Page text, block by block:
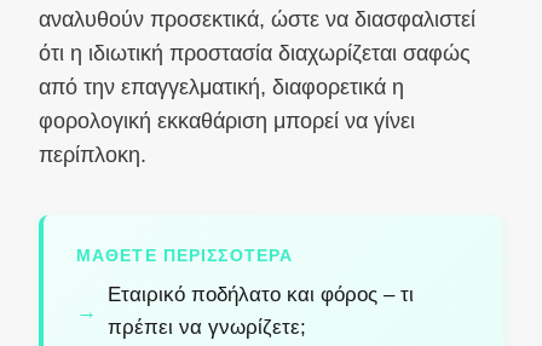
αναλυθούν προσεκτικά, ώστε να διασφαλιστεί
ότι η ιδιωτική προστασία διαχωρίζεται σαφώς
από την επαγγελματική, διαφορετικά η
φορολογική εκκαθάριση μπορεί να γίνει
περίπλοκη.
ΜΆΘΕΤΕ ΠΕΡΙΣΣΌΤΕΡΑ
Εταιρικό ποδήλατο και φόρος – τι
πρέπει να γνωρίζετε;